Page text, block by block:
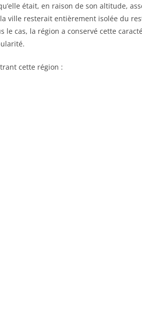
était, en raison de son altitude,
ville resterait entièrement isolée du
le cas, la région a conservé cette
cette région :